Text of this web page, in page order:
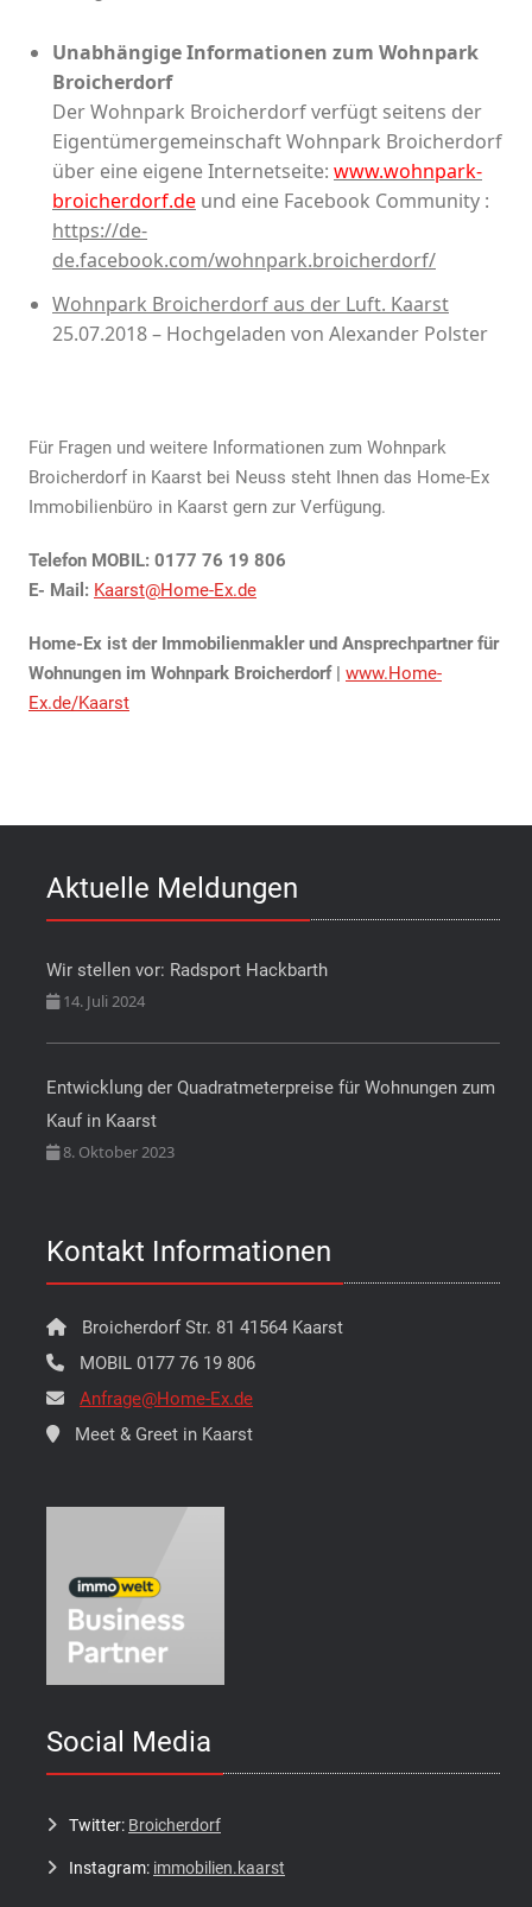
Unabhängige Informationen zum Wohnpark
Broicherdorf
Der Wohnpark Broicherdorf verfügt seitens der
Eigentümergemeinschaft Wohnpark Broicherdorf
über eine eigene Internetseite: www.wohnpark-
broicherdorf.de und eine Facebook Community :
https://de-
de.facebook.com/wohnpark.broicherdorf/
Wohnpark Broicherdorf aus der Luft. Kaarst
25.07.2018 – Hochgeladen von Alexander Polster
Für Fragen und weitere Informationen zum Wohnpark
Broicherdorf in Kaarst bei Neuss steht Ihnen das Home-Ex
Immobilienbüro in Kaarst gern zur Verfügung.
Telefon MOBIL: 0177 76 19 806
E- Mail: Kaarst@Home-Ex.de
Home-Ex ist der Immobilienmakler und Ansprechpartner für
Wohnungen im Wohnpark Broicherdorf | www.Home-
Ex.de/Kaarst
Aktuelle Meldungen
Wir stellen vor: Radsport Hackbarth
14. Juli 2024
Entwicklung der Quadratmeterpreise für Wohnungen zum
Kauf in Kaarst
8. Oktober 2023
Kontakt Informationen
Broicherdorf Str. 81 41564 Kaarst
MOBIL 0177 76 19 806
Anfrage@Home-Ex.de
Meet & Greet in Kaarst
Social Media
Twitter: Broicherdorf
Instagram: immobilien.kaarst